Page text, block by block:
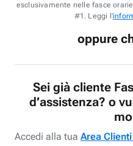
esclusivamente nelle fasce
#1. Leggi l'
oppure
Sei già cliente
d’assistenza? o
Accedi alla tua Area